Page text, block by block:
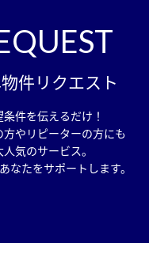
件リクエスト
条件を伝えるだけ！
方やリピーターの方にも
人気のサービス。
なたをサポートします。